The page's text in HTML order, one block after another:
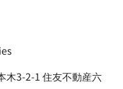
木3-2-1 住友不動産六